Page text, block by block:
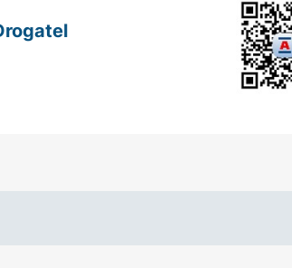
personagens Pantera Negra e Shuri,
rendimento para o uso contínuo da